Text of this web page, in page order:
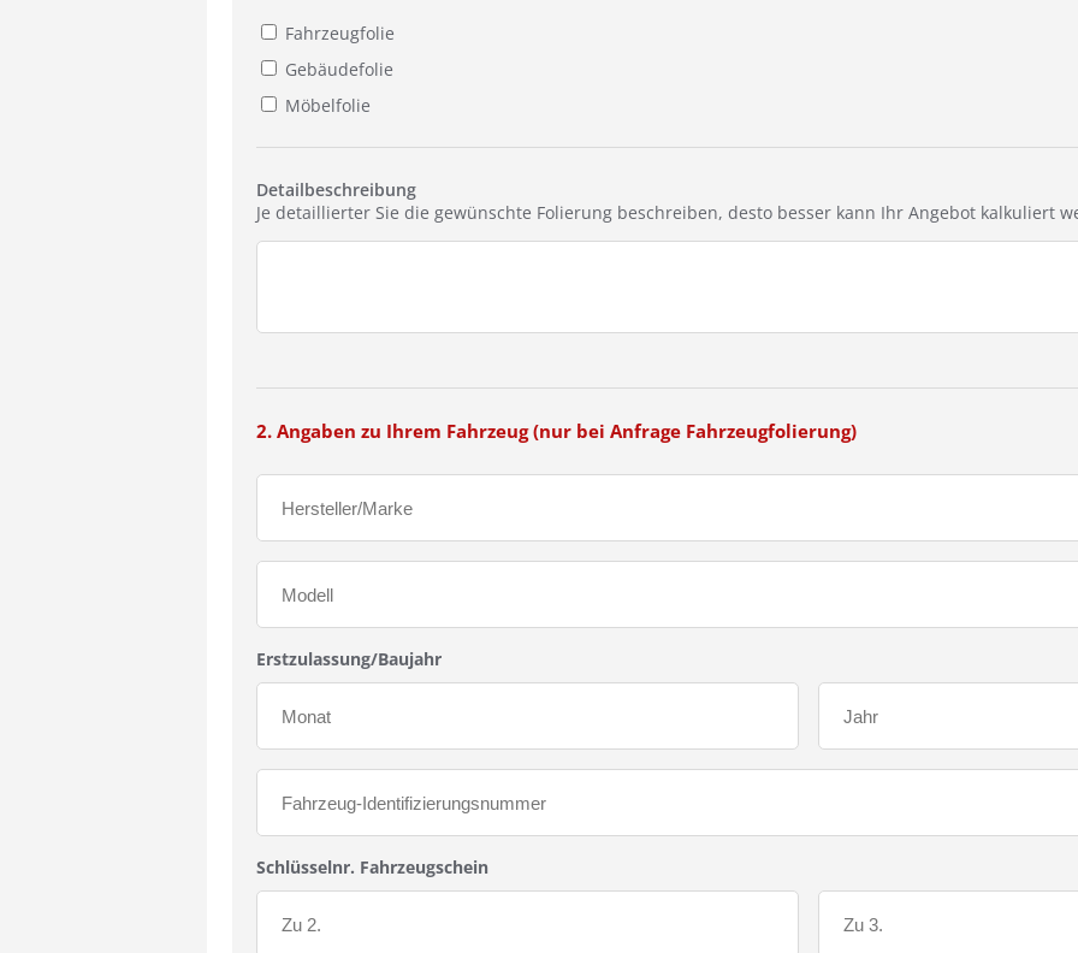
Fahrzeugfolie
Gebäudefolie
Möbelfolie
Detailbeschreibung
Je detaillierter Sie die gewünschte Folierung beschreiben, desto besser kann Ihr Angebot kalkuliert
2. Angaben zu Ihrem Fahrzeug (nur bei Anfrage Fahrzeugfolierung)
Erstzulassung/Baujahr
Schlüsselnr. Fahrzeugschein